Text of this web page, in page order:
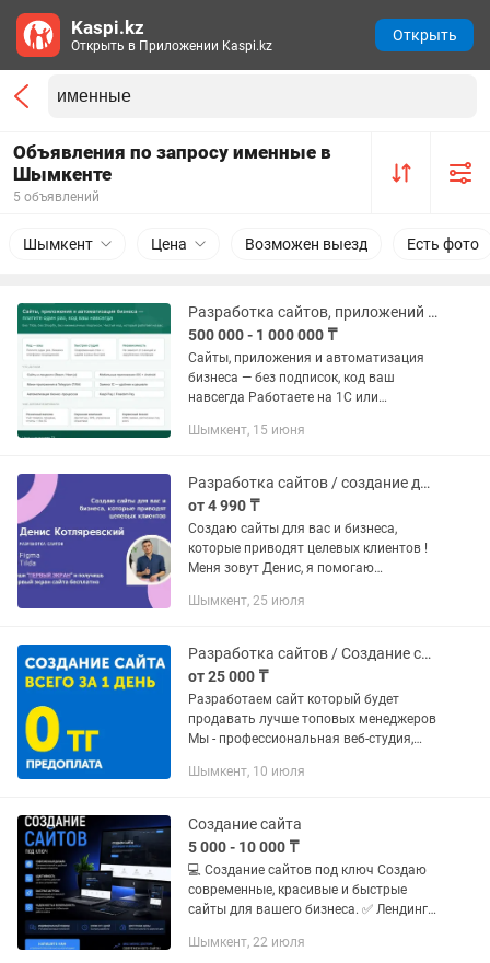
Объявления по запросу именные в
Шымкенте
5 объявлений
Шымкент Цена Возможен выезд Есть фото
Разработка сайтов, приложений и автоматизация бизнеса.
500 000 - 1 000 000 ₸
Сайты, приложения и автоматизация
бизнеса — без подписок, код ваш
навсегда Работаете на 1С или
быстрее и дешевле в обслуживании —
Шымкент, 15 июня
Разработка сайтов / создание дизайна сайтов
от 4 990 ₸
Создаю сайты для вас и бизнеса,
которые приводят целевых клиентов !
Меня зовут Денис, я помогаю
из клиентов и увеличивать
Шымкент, 25 июля
Разработка сайтов / Создание сайтов / Настройка рекламы в интернете
от 25 000 ₸
Разработаем сайт который будет
продавать лучше топовых менеджеров
Мы - профессиональная веб-студия,
более 5 лет. Нами было создано более
Шымкент, 10 июля
Создание сайта
5 000 - 10 000 ₸
💻 Создание сайтов под ключ Создаю
современные, красивые и быстрые
сайты для вашего бизнеса. ✅ Лендинги
магазины ✅ Сайты для кафе,
Шымкент, 22 июля
Kaspi.kz
Открыть в Приложении Kaspi.kz
Открыть